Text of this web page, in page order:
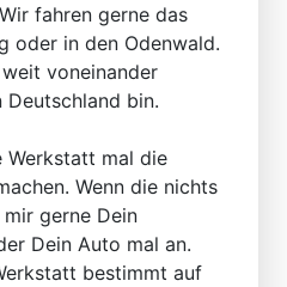
fahren gerne das
oder in den Odenwald.
voneinander
bin.
Werkstatt mal die
Wenn die nichts
gerne Dein
Dein Auto mal an.
bestimmt auf